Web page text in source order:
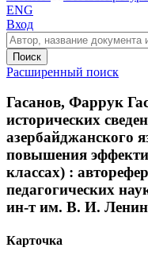
ENG
Вход
Поиск
Расширенный поиск
Гасанов, Фаррук
исторических
азербайджанского
повышения
классах) :
педагогических
ин-т им. В. И.
Карточка